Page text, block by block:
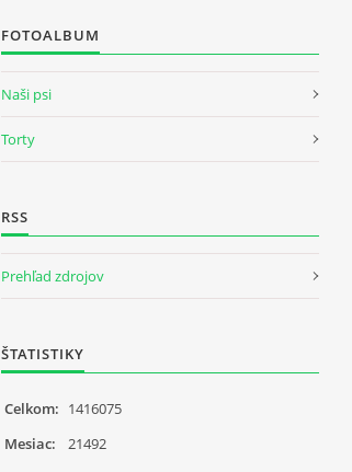
FOTOALBUM
Naši psi
Torty
RSS
Prehľad zdrojov
ŠTATISTIKY
Celkom: 1416075
Mesiac:
21492